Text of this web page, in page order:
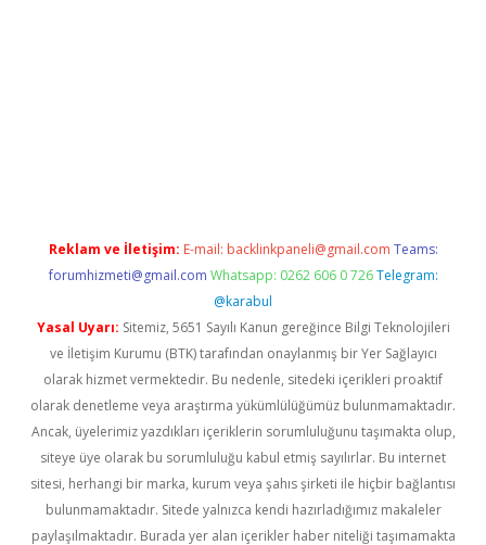
Reklam ve İletişim: E-mail: backlinkpaneli@gmail.com Teams:
forumhizmeti@gmail.com Whatsapp: 0262 606 0 726 Telegram:
@karabul
Yasal Uyarı: Sitemiz, 5651 Sayılı Kanun gereğince Bilgi Teknolojileri
ve İletişim Kurumu (BTK) tarafından onaylanmış bir Yer Sağlayıcı
olarak hizmet vermektedir. Bu nedenle, sitedeki içerikleri proaktif
olarak denetleme veya araştırma yükümlülüğümüz bulunmamaktadır.
Ancak, üyelerimiz yazdıkları içeriklerin sorumluluğunu taşımakta olup,
siteye üye olarak bu sorumluluğu kabul etmiş sayılırlar. Bu internet
sitesi, herhangi bir marka, kurum veya şahıs şirketi ile hiçbir bağlantısı
bulunmamaktadır. Sitede yalnızca kendi hazırladığımız makaleler
paylaşılmaktadır. Burada yer alan içerikler haber niteliği taşımamakta